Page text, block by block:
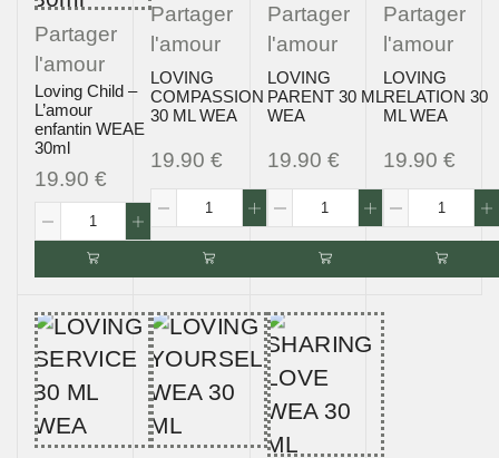
Partager
l'amour
Loving Child –
L’amour
enfantin WEAE
30ml
19.90 €
Partager
l'amour
LOVING
COMPASSION
30 ML WEA
19.90€
Partager
l'amour
LOVING
PARENT 30 ML
WEA
19.90 €
Partager
l'amour
LOVING
RELATION 30
ML WEA
19.90 €